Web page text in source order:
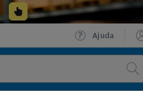
Ajuda